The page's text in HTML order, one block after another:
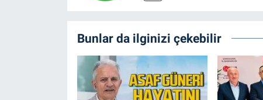
Bunlar da ilginizi çekebilir